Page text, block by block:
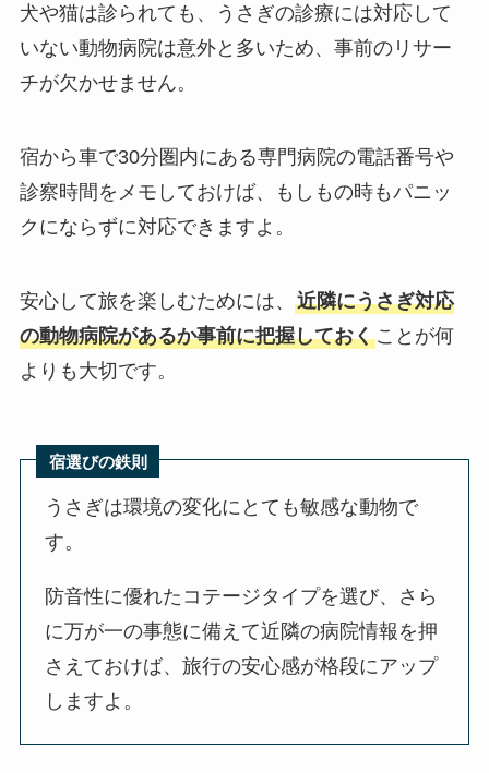
犬や猫は診られても、うさぎの診療には対応して
いない動物病院は意外と多いため、事前のリサー
チが欠かせません。
宿から車で30分圏内にある専門病院の電話番号や
診察時間をメモしておけば、もしもの時もパニッ
クにならずに対応できますよ。
安心して旅を楽しむためには、 近隣にうさぎ対応
の動物病院があるか事前に把握しておくことが何
よりも大切です。
宿選びの鉄則
うさぎは環境の変化にとても敏感な動物で
す。
防音性に優れたコテージタイプを選び、さら
に万が一の事態に備えて近隣の病院情報を押
さえておけば、旅行の安心感が格段にアップ
しますよ。